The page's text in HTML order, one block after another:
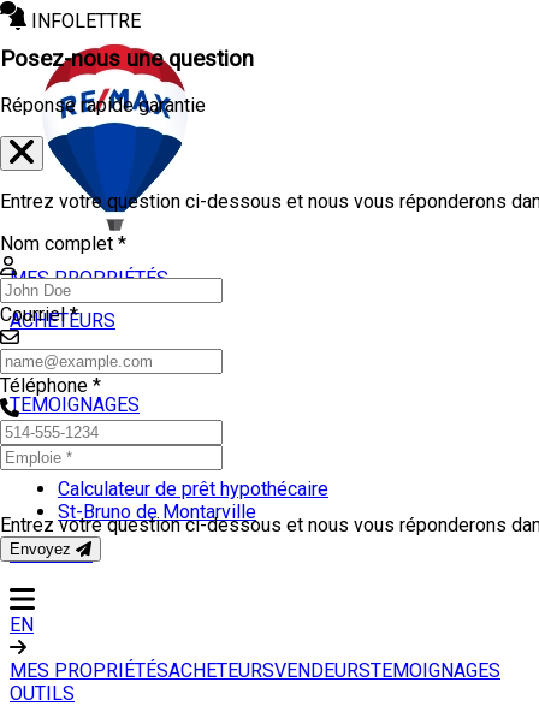
INFOLETTRE
MES PROPRIÉTÉS
ACHETEURS
VENDEURS
TEMOIGNAGES
OUTILS
Calculateur de prêt hypothécaire
St-Bruno de Montarville
CONTACT
EN
MES PROPRIÉTÉSACHETEURSVENDEURSTEMOIGNAGES
OUTILS
Posez-nous une question
Réponse rapide garantie
Entrez votre question ci-dessous et nous vous réponderons
Nom complet *
Courriel *
Téléphone *
Entrez votre question ci-dessous et nous vous réponderons
Envoyez